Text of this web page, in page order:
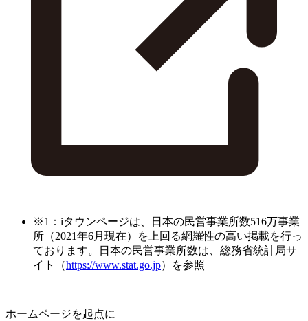
※1：iタウンページは、日本の民営事業所数516万事業
所（2021年6月現在）を上回る網羅性の高い掲載を行っ
ております。日本の民営事業所数は、総務省統計局サ
イト（https://www.stat.go.jp）を参照
ホームページを起点に